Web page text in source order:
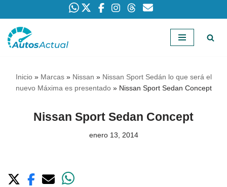
Saltar
Inicio» Marcas» Nissan » Nissan Sport Sedán lo que será el
nuevo Máxima es presentado» Nissan Sport Sedan Concept
Nissan Sport Sedan Concept
enero 13, 2014